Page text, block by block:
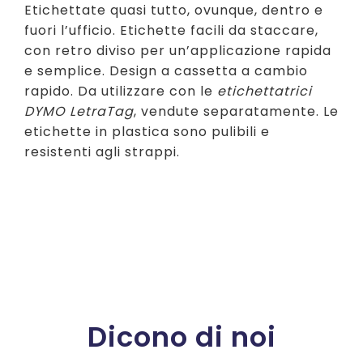
Etichettate quasi tutto, ovunque, dentro e
fuori l’ufficio. Etichette facili da staccare,
con retro diviso per un’applicazione rapida
e semplice. Design a cassetta a cambio
rapido. Da utilizzare con le etichettatrici
DYMO LetraTag, vendute separatamente. Le
etichette in plastica sono pulibili e
resistenti agli strappi.
Dicono di noi